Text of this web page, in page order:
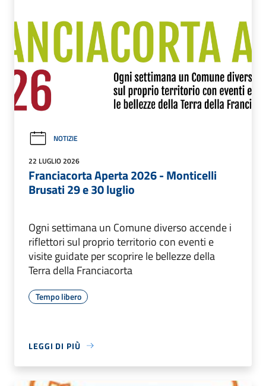
NOTIZIE
22 LUGLIO 2026
Franciacorta Aperta 2026 - Monticelli
Brusati 29 e 30 luglio
Ogni settimana un Comune diverso accende i
riflettori sul proprio territorio con eventi e
visite guidate per scoprire le bellezze della
Terra della Franciacorta
Tempo libero
LEGGI DI PIÙ